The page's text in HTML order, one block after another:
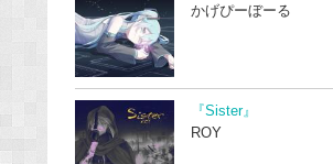
かげぴーぼーる
『Sister』
ROY